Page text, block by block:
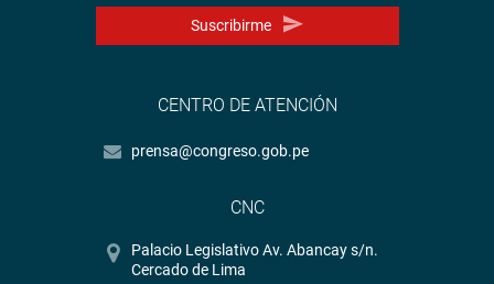
Suscribirme
CENTRO DE ATENCIÓN
prensa@congreso.gob.pe
CNC
Palacio Legislativo Av. Abancay s/n.
Cercado de Lima